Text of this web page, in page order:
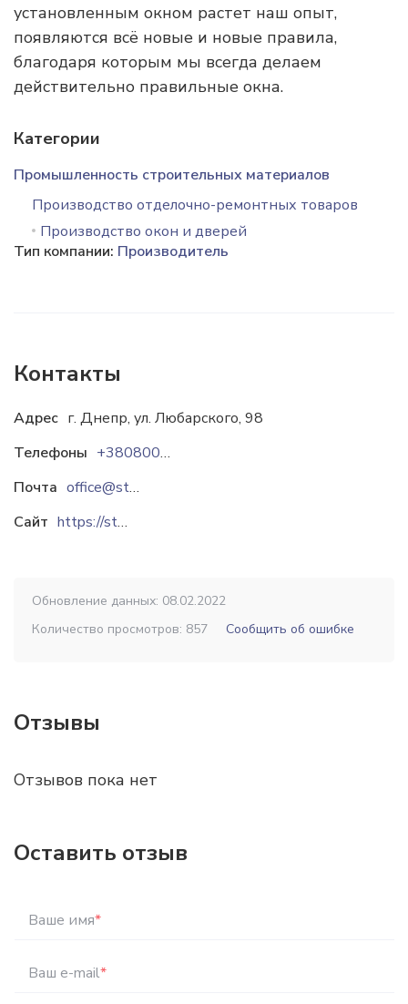
установленным окном растет наш опыт,
появляются всё новые и новые правила,
благодаря которым мы всегда делаем
действительно правильные окна.
Категории
Промышленность строительных материалов
Производство отделочно-ремонтных товаров
Производство окон и дверей
Тип компании: Производитель
Контакты
Адрес г. Днепр, ул. Любарского, 98
Телефоны
+380800501539
Почта
office@stekloplast.ua
Сайт
https://stekloplast.ua
Обновление данных: 08.02.2022
Количество просмотров: 857
Сообщить об ошибке
Отзывы
Отзывов пока нет
Оставить отзыв
Ваше имя*
Ваш e-mail*